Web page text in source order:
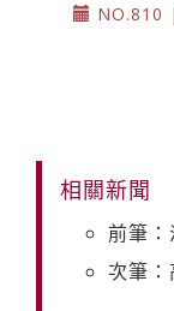
NO.810 |
相關新聞
前筆
次筆